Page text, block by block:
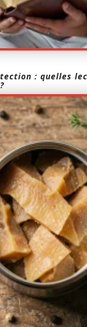
: quelles